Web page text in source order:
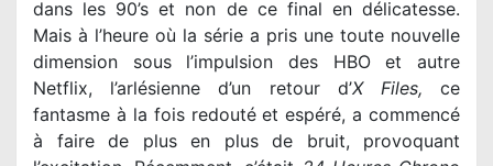
dans les 90’s et non de ce final en délicatesse.
Mais à l’heure où la série a pris une toute nouvelle
dimension sous l’impulsion des HBO et autre
Netflix, l’arlésienne d’un retour d’X Files,ce
fantasme à la fois redouté et espéré, a commencé
à faire de plus en plus de bruit, provoquant